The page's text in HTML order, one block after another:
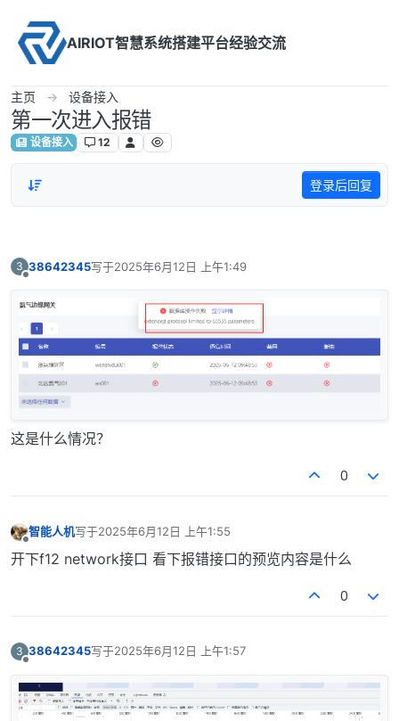
AIRIOT智慧系统搭建平台经验交流
主页 设备接入
第一次进入报错
设备接入 12
登录后回复
3 38642345写于2025年6月12日 上午1:49
最后由 编辑
这是什么情况？
0
智能人机写于2025年6月12日 上午1:55
最后由 编辑
开下f12 network接口 看下报错接口的预览内容是什么
0
3 38642345写于2025年6月12日 上午1:57
最后由 编辑